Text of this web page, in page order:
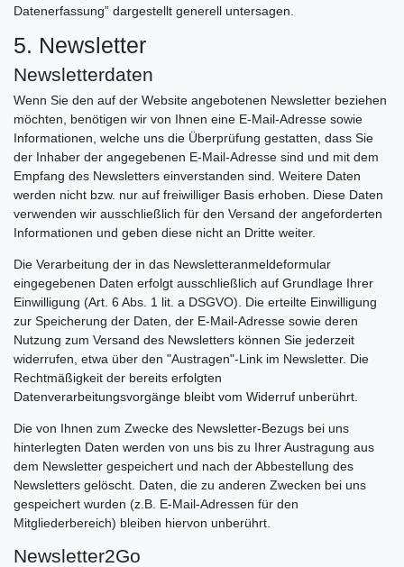
Datenerfassung” dargestellt generell untersagen.
5. Newsletter
Newsletterdaten
Wenn Sie den auf der Website angebotenen Newsletter beziehen
möchten, benötigen wir von Ihnen eine E-Mail-Adresse sowie
Informationen, welche uns die Überprüfung gestatten, dass Sie
der Inhaber der angegebenen E-Mail-Adresse sind und mit dem
Empfang des Newsletters einverstanden sind. Weitere Daten
werden nicht bzw. nur auf freiwilliger Basis erhoben. Diese Daten
verwenden wir ausschließlich für den Versand der angeforderten
Informationen und geben diese nicht an Dritte weiter.
Die Verarbeitung der in das Newsletteranmeldeformular
eingegebenen Daten erfolgt ausschließlich auf Grundlage Ihrer
Einwilligung (Art. 6 Abs. 1 lit. a DSGVO). Die erteilte Einwilligung
zur Speicherung der Daten, der E-Mail-Adresse sowie deren
Nutzung zum Versand des Newsletters können Sie jederzeit
widerrufen, etwa über den "Austragen"-Link im Newsletter. Die
Rechtmäßigkeit der bereits erfolgten
Datenverarbeitungsvorgänge bleibt vom Widerruf unberührt.
Die von Ihnen zum Zwecke des Newsletter-Bezugs bei uns
hinterlegten Daten werden von uns bis zu Ihrer Austragung aus
dem Newsletter gespeichert und nach der Abbestellung des
Newsletters gelöscht. Daten, die zu anderen Zwecken bei uns
gespeichert wurden (z.B. E-Mail-Adressen für den
Mitgliederbereich) bleiben hiervon unberührt.
Newsletter2Go